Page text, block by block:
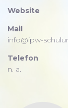
Website
Mail
info@ipw-
Telefon
n. a.